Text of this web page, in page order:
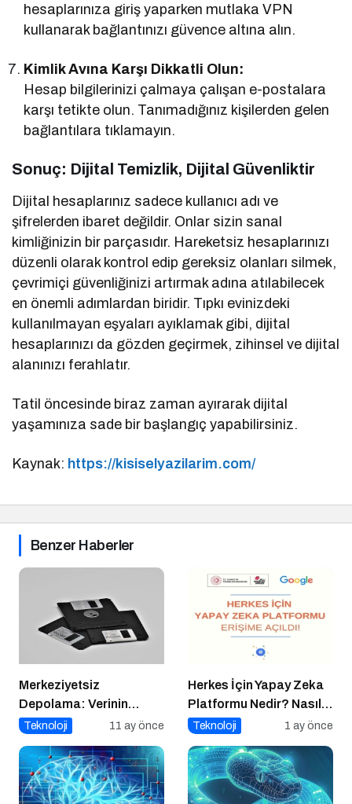
hesaplarınıza giriş yaparken mutlaka VPN
kullanarak bağlantınızı güvence altına alın.
Kimlik Avına Karşı Dikkatli Olun:
Hesap bilgilerinizi çalmaya çalışan e-postalara
karşı tetikte olun. Tanımadığınız kişilerden gelen
bağlantılara tıklamayın.
Sonuç: Dijital Temizlik, Dijital Güvenliktir
Dijital hesaplarınız sadece kullanıcı adı ve
şifrelerden ibaret değildir. Onlar sizin sanal
kimliğinizin bir parçasıdır. Hareketsiz hesaplarınızı
düzenli olarak kontrol edip gereksiz olanları silmek,
çevrimiçi güvenliğinizi artırmak adına atılabilecek
en önemli adımlardan biridir. Tıpkı evinizdeki
kullanılmayan eşyaları ayıklamak gibi, dijital
hesaplarınızı da gözden geçirmek, zihinsel ve dijital
alanınızı ferahlatır.
Tatil öncesinde biraz zaman ayırarak dijital
yaşamınıza sade bir başlangıç yapabilirsiniz.
Kaynak: https://kisiselyazilarim.com/
Benzer Haberler
Merkeziyetsiz
Depolama: Verinin
Geleceği Web3 ile
Teknoloji 11 ay önce
Herkes İçin Yapay Zeka
Platformu Nedir? Nasıl
Kullanılır?
Teknoloji 1 ay önce